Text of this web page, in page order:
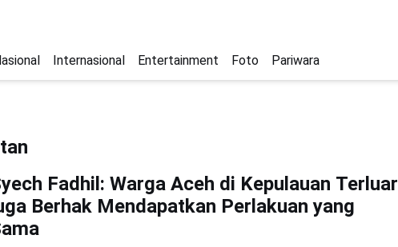
Internasional Entertainment Foto Pariwara
Fadhil: Warga Aceh di Kepulauan Terluar
Berhak Mendapatkan Perlakuan yang